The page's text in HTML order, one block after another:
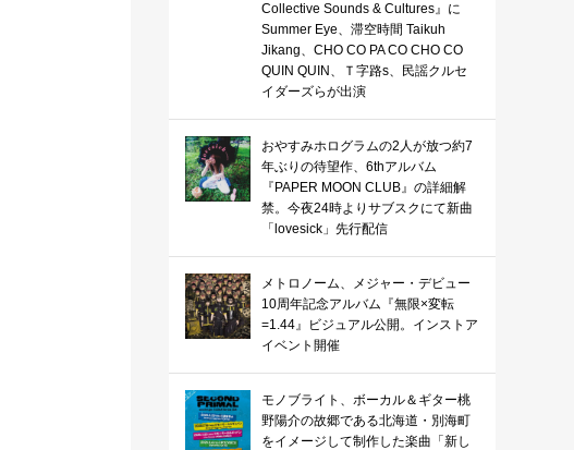
Collective Sounds & Cultures』に
Summer Eye、滞空時間 Taikuh
Jikang、CHO CO PA CO CHO CO
QUIN QUIN、Ｔ字路s、民謡クルセ
イダーズらが出演
おやすみホログラムの2人が放つ約7
年ぶりの待望作、6thアルバム
『PAPER MOON CLUB』の詳細解
禁。今夜24時よりサブスクにて新曲
「lovesick」先行配信
メトロノーム、メジャー・デビュー
10周年記念アルバム『無限×変転
=1.44』ビジュアル公開。インストア
イベント開催
モノブライト、ボーカル＆ギター桃
野陽介の故郷である北海道・別海町
をイメージして制作した楽曲「新し